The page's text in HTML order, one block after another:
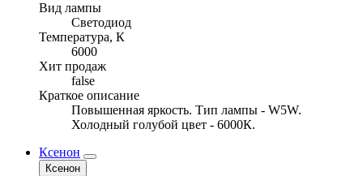
Вид лампы
Светодиод
Температура, К
6000
Хит продаж
false
Краткое описание
Повышенная яркость. Тип лампы - W5W.
Холодный голубой цвет - 6000К.
Ксенон
Ксенон